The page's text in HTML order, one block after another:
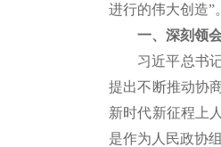
进行的伟大创造”
一、深刻领
习近平总书
提出不断推动协
新时代新征程上
是作为人民政协